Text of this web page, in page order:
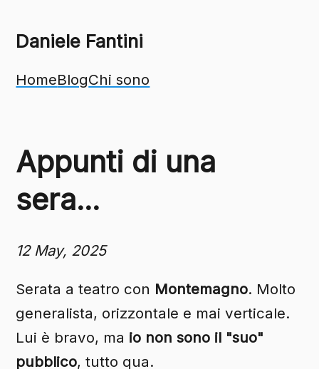
Daniele Fantini
HomeBlogChi sono
Appunti di una
sera...
12 May, 2025
Serata a teatro con Montemagno. Molto
generalista, orizzontale e mai verticale.
Lui è bravo, ma io non sono il "suo"
pubblico, tutto qua.